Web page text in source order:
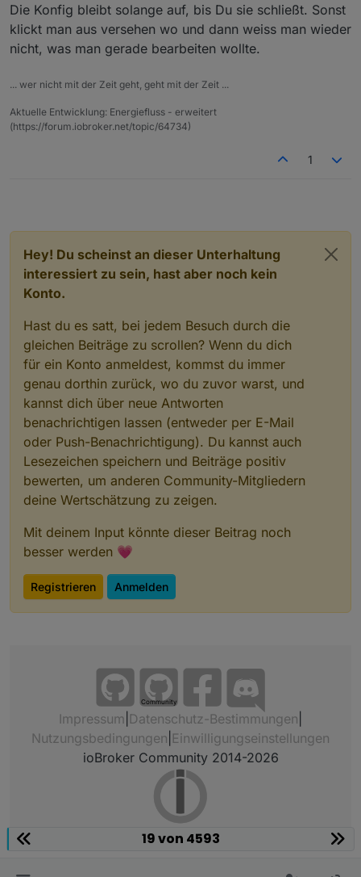
Die Konfig bleibt solange auf, bis Du sie schließt. Sonst
klickt man aus versehen wo und dann weiss man wieder
nicht, was man gerade bearbeiten wollte.
... wer nicht mit der Zeit geht, geht mit der Zeit ...
Aktuelle Entwicklung: Energiefluss - erweitert
(https://forum.iobroker.net/topic/64734)
1
Hey! Du scheinst an dieser Unterhaltung
interessiert zu sein, hast aber noch kein
Konto.
Hast du es satt, bei jedem Besuch durch die
gleichen Beiträge zu scrollen? Wenn du dich
für ein Konto anmeldest, kommst du immer
genau dorthin zurück, wo du zuvor warst, und
kannst dich über neue Antworten
benachrichtigen lassen (entweder per E-Mail
oder Push-Benachrichtigung). Du kannst auch
Lesezeichen speichern und Beiträge positiv
bewerten, um anderen Community-Mitgliedern
deine Wertschätzung zu zeigen.
Mit deinem Input könnte dieser Beitrag noch
besser werden 💗
Registrieren Anmelden
Community
Impressum Datenschutz-Bestimmungen
Nutzungsbedingungen Einwilligungseinstellungen
ioBroker Community 2014-2026
19 von 4593